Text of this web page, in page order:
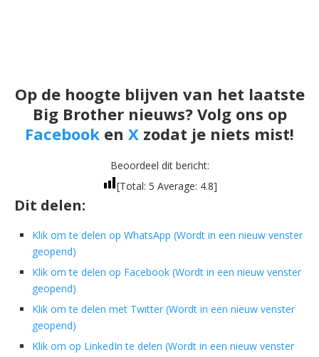
Op de hoogte blijven van het laatste
Big Brother nieuws? Volg ons op
Facebook en X zodat je niets mist!
Beoordeel dit bericht:
[Total: 5 Average: 4.8]
Dit delen:
Klik om te delen op WhatsApp (Wordt in een nieuw venster
geopend)
Klik om te delen op Facebook (Wordt in een nieuw venster
geopend)
Klik om te delen met Twitter (Wordt in een nieuw venster
geopend)
Klik om op LinkedIn te delen (Wordt in een nieuw venster